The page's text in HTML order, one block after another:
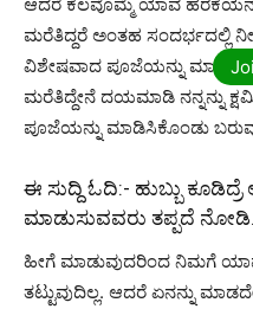
ಮರೆತಿದ್ದರೆ ಅಂತಹ ಸಂದರ್ಭದಲ್ಲಿ
ವಿಶೇಷವಾದ ಪೂಜೆಯನ್ನು
ಮರೆತಿದ್ದೇನೆ ದಯಮಾಡಿ ನನ್ನನ್ನು
ಪೂಜೆಯನ್ನು ಮಾಡಿಸಿಕೊಂಡು
ಈ ಸುದ್ದಿ ಓದಿ:- ಹುಬ್ಬು ಕೂಡಿದ್ರೆ
ಮಾಡುಸುವವರು ತಪ್ಪದೆ
ಹೀಗೆ ಮಾಡುವುದರಿಂದ ನಿಮಗೆ
ತಟ್ಟುವುದಿಲ್ಲ. ಆದರೆ ಏನನ್ನು